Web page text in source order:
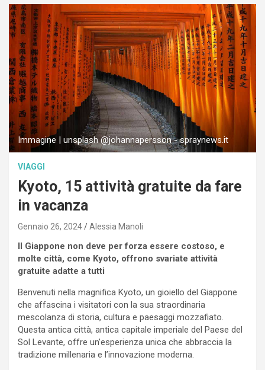
Immagine | unsplash @johannapersson - spraynews.it
VIAGGI
Kyoto, 15 attività gratuite da fare
in vacanza
Gennaio 26, 2024 Alessia Manoli
Il Giappone non deve per forza essere costoso, e
molte città, come Kyoto, offrono svariate attività
gratuite adatte a tutti
Benvenuti nella magnifica Kyoto, un gioiello del Giappone
che affascina i visitatori con la sua straordinaria
mescolanza di storia, cultura e paesaggi mozzafiato.
Questa antica città, antica capitale imperiale del Paese del
Sol Levante, offre un’esperienza unica che abbraccia la
tradizione millenaria e l’innovazione moderna.